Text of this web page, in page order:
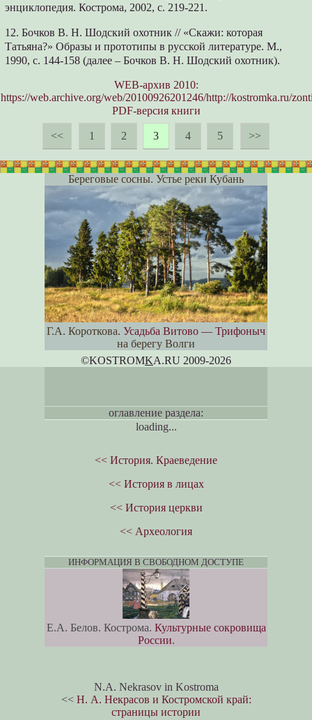
энциклопедия. Кострома, 2002, с. 219-221.
12. Бочков В. Н. Шодский охотник // «Скажи: которая
Татьяна?» Образы и прототипы в русской литературе. М.,
1990, с. 144-158 (далее – Бочков В. Н. Шодский охотник).
WEB-архив 2010:
https://web.archive.org/web/20100926201246/http://kostromka.ru/
PDF-версия книги
<< 1 2 3 4 5 >>
Береговые сосны. Устье реки Кубань
Г.А. Короткова. Усадьба Витово — Трифоныч
на берегу Волги
©KOSTROMKA.RU 2009-2026
оглавление раздела:
loading...
<< История. Краеведение
<< История в лицах
<< История церкви
<< Археология
ИНФОРМАЦИЯ В СВОБОДНОМ ДОСТУПЕ
Е.А. Белов. Кострома. Культурные сокровища
России.
N.A. Nekrasov in Kostroma
<< Н. А. Некрасов и Костромской край:
страницы истории